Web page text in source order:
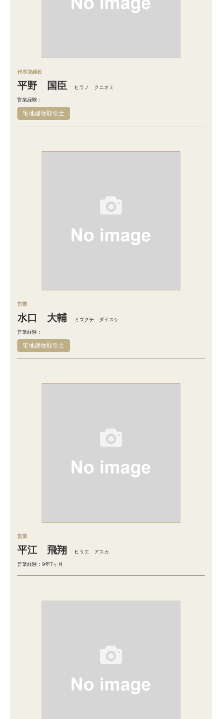
代表取締役
平野 国臣 ヒラノ クニオミ
営業経験：
宅地建物取引士
営業
水口 大輔 ミズグチ ダイスケ
営業経験：
宅地建物取引士
営業
平江 飛翔 ヒラエ アスカ
営業経験：9年7ヶ月